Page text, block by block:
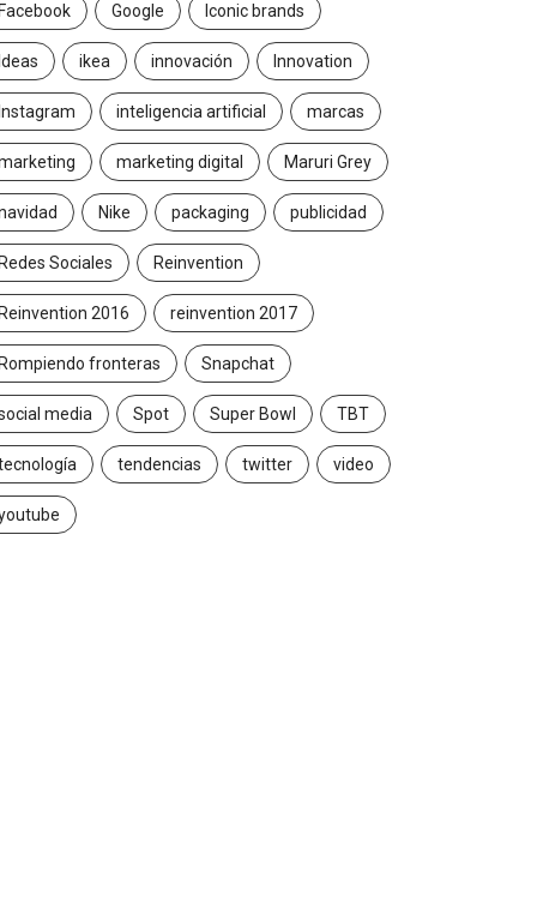
Facebook Google Iconic brands
Ideas ikea innovación Innovation
Instagram inteligencia artificial marcas
marketing digital Maruri Grey
Nike packaging publicidad
Redes Sociales Reinvention
Reinvention 2016 reinvention 2017
Rompiendo fronteras Snapchat
media Spot Super Bowl TBT
tendencias twitter video